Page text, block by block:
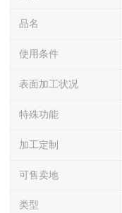
品名
使用条件
表面加工状况
特殊功能
加工定制
可售卖地
类型